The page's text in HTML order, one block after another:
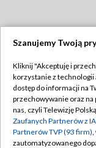
Abonament TVP
Emisja w TVP
Centrum
Szanujemy Twoją
Kliknij "Akceptuję i
korzystanie z technologii
dostęp do informacji na
przechowywanie oraz
nas, czyli Telewizję
Zaufanych Partnerów z
Partnerów TVP (93 firm),
zautomatyzowanego